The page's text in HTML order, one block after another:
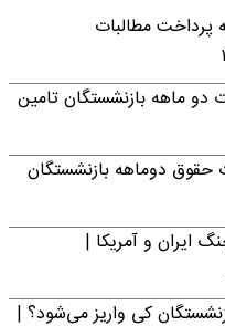
پرداخت مطالبات
دو ماهه بازنشستگان تامین
حقوق دوماهه بازنشستگان
ایران و آمریکا |
کی واریز می‌شود؟ |